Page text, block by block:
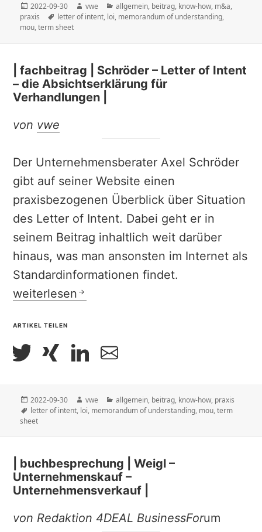
Veröffentlicht
am
2022-09-30 Autor
vwe Kategorien
allgemein, beitrag, know-how, m&a,
praxis
Schlagwörter
letter of intent, loi, memorandum of understanding,
mou,term sheet
| fachbeitrag | Schröder – Letter of Intent
– die Absichtserklärung für
Verhandlungen |
von vwe
Der Unternehmensberater Axel Schröder
gibt auf seiner Website einen
praxisbezogenen Überblick über Situation
des Letter of Intent. Dabei geht er in
seinem Beitrag inhaltlich weit darüber
hinaus, was man ansonsten im Internet als
Standardinformationen findet.
| fachbeitrag | Schröder – Letter of Intent –
weiterlesen
ARTIKEL TEILEN
Veröffentlicht
am
2022-09-30 Autor
vwe Kategorien
allgemein, beitrag, know-how, praxis
Schlagwörter
letter of intent, loi, memorandum of understanding, mou,term
sheet
| buchbesprechung | Weigl –
Unternehmenskauf –
Unternehmensverkauf |
von Redaktion 4DEAL BusinessForum